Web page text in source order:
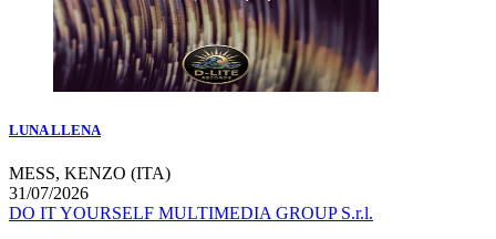
LUNA LLENA
MESS, KENZO (ITA)
31/07/2026
DO IT YOURSELF MULTIMEDIA GROUP S.r.l.